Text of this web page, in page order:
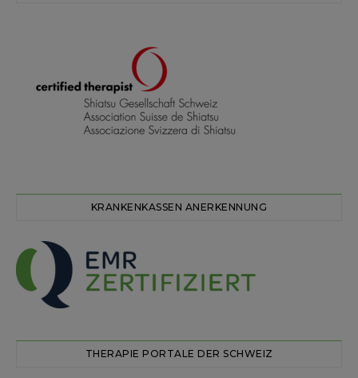
KRANKENKASSEN ANERKENNUNG
THERAPIE PORTALE DER SCHWEIZ